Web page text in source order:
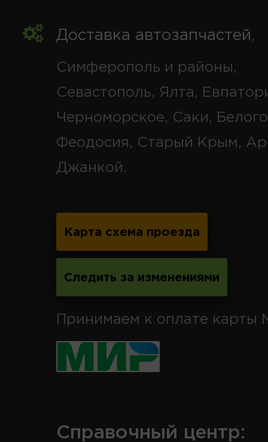
Доставка автозапчастей,
Симферополь и районы,
Севастополь, Ялта,
Черноморское, Саки,
Феодосия, Старый Крым,
Джанкой.
Карта схема проезда
Следить за изменениями
Принимаем к оплате карты
Справочный центр: